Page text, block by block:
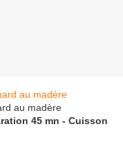
au madère
45 mn - Cuisson